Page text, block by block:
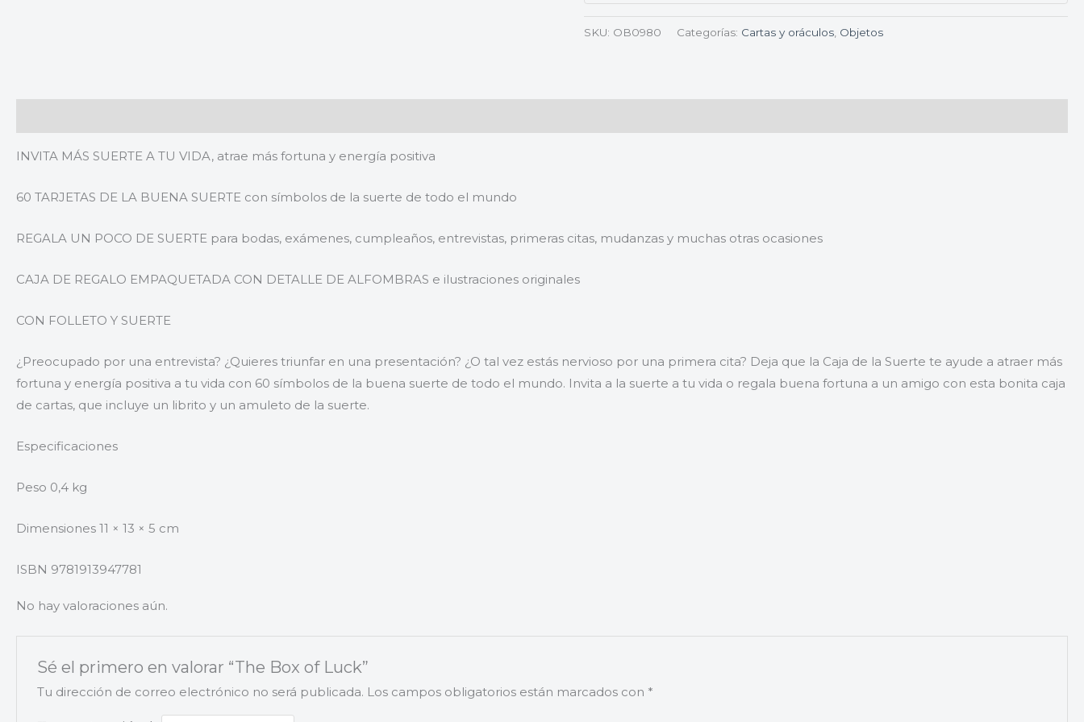
SKU: OB0980 Categorías: Cartas y oráculos Objetos
INVITA MÁS SUERTE A TU VIDA, atrae más fortuna y energía positiva
60 TARJETAS DE LA BUENA SUERTE con símbolos de la suerte de todo el mundo
REGALA UN POCO DE SUERTE para bodas, exámenes, cumpleaños, entrevistas, primeras citas, mudanzas y muchas otras ocasiones
CAJA DE REGALO EMPAQUETADA CON DETALLE DE ALFOMBRAS e ilustraciones originales
CON FOLLETO Y SUERTE
¿Preocupado por una entrevista? ¿Quieres triunfar en una presentación? ¿O tal vez estás nervioso por una primera cita? Deja que la Caja de la Suerte te ayude a atraer más
fortuna y energía positiva a tu vida con 60 símbolos de la buena suerte de todo el mundo. Invita a la suerte a tu vida o regala buena fortuna a un amigo con esta bonita caja
de cartas, que incluye un librito y un amuleto de la suerte.
Especificaciones
Peso 0,4 kg
Dimensiones 11 × 13 × 5 cm
ISBN 9781913947781
No hay valoraciones aún.
Sé el primero en valorar “The Box of Luck”
Tu dirección de correo electrónico no será publicada. Los campos obligatorios están marcados con *